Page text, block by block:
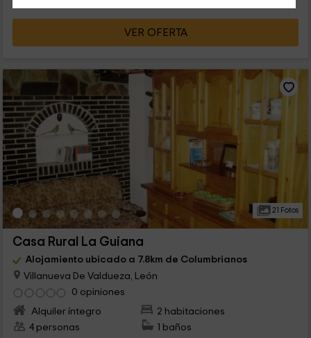
VER OFERTA
21 Fotos
Casa Rural La Guiana
Alojamiento ubicado a 7.8km de Columbrianos
Villanueva De Valdueza, León
0 opiniones
Alquiler íntegro
2 habitaciones
4 personas
1 baños